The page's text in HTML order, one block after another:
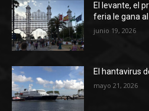
El levante, el
feria le gana
junio 19, 2026
El hantavirus
mayo 21, 2026